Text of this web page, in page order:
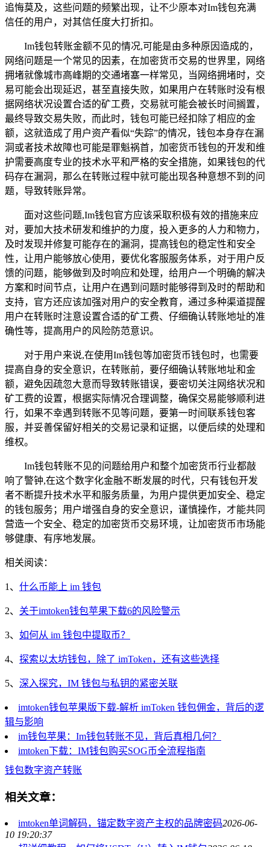
追悔莫及，这些问题的频繁出现，让不少原本对Im钱包充满
信任的用户，对其信任度大打折扣。
Im钱包转账金额不见的情况,可能是由多种原因造成的，
网络问题是一个常见的因素，在加密货币交易的世界里，网络
拥堵就像城市高峰期的交通堵塞一样常见，当网络拥堵时，交
易可能会出现延迟，甚至直接失败，如果用户在转账时没有根
据网络状况设置合适的矿工费，交易就可能会被长时间搁置，
最终导致交易失败，而此时，钱包可能已经扣除了相应的金
额，这就造成了用户资产看似“失踪”的情况，钱包本身存在漏
洞或者技术故障也可能是罪魁祸首，加密货币钱包的开发和维
护需要高度专业的技术水平和严格的安全措施，如果钱包的代
码存在漏洞，那么在转账过程中就可能出现各种意想不到的问
题，导致转账异常。
面对这些问题,Im钱包官方应该采取积极有效的措施来应
对，要加大技术研发和维护的力度，投入更多的人力和物力，
及时发现并修复可能存在的漏洞，提高钱包的稳定性和安全
性，让用户能够放心使用，要优化客服服务体系，对于用户反
馈的问题，能够做到及时响应和处理，给用户一个明确的解决
方案和时间节点，让用户在遇到问题时能够得到及时的帮助和
支持，官方还应该加强对用户的安全教育，通过多种渠道提醒
用户在转账时注意设置合适的矿工费、仔细确认转账地址的准
确性等，提高用户的风险防范意识。
对于用户来说,在使用Im钱包等加密货币钱包时，也需要
提高自身的安全意识，在转账前，要仔细确认转账地址和金
额，避免因疏忽大意而导致转账错误，要密切关注网络状况和
矿工费的设置，根据实际情况合理调整，确保交易能够顺利进
行，如果不幸遇到转账不见等问题，要第一时间联系钱包客
服，并妥善保留好相关的交易记录和证据，以便后续的处理和
维权。
Im钱包转账不见的问题给用户和整个加密货币行业都敲
响了警钟,在这个数字化金融不断发展的时代，只有钱包开发
者不断提升技术水平和服务质量，为用户提供更加安全、稳定
的钱包服务；用户增强自身的安全意识，谨慎操作，才能共同
营造一个安全、稳定的加密货币交易环境，让加密货币市场能
够健康、有序地发展。
相关阅读：
1、 什么币能上 im 钱包
2、 关于imtoken钱包苹果下载6的风险警示
3、 如何从 im 钱包中提取币？
4、 探索以太坊钱包，除了 imToken，还有这些选择
5、 深入探究，IM 钱包与私钥的紧密关联
imtoken钱包苹果版下载-解析 imToken 钱包佣金，背后的逻
辑与影响
im钱包苹果：Im钱包转账不见，背后真相几何？
imtoken下载：IM钱包购买SOG币全流程指南
钱包数字资产转账
相关文章：
imtoken单词解码，锚定数字资产主权的品牌密码2026-06-
10 19:20:37